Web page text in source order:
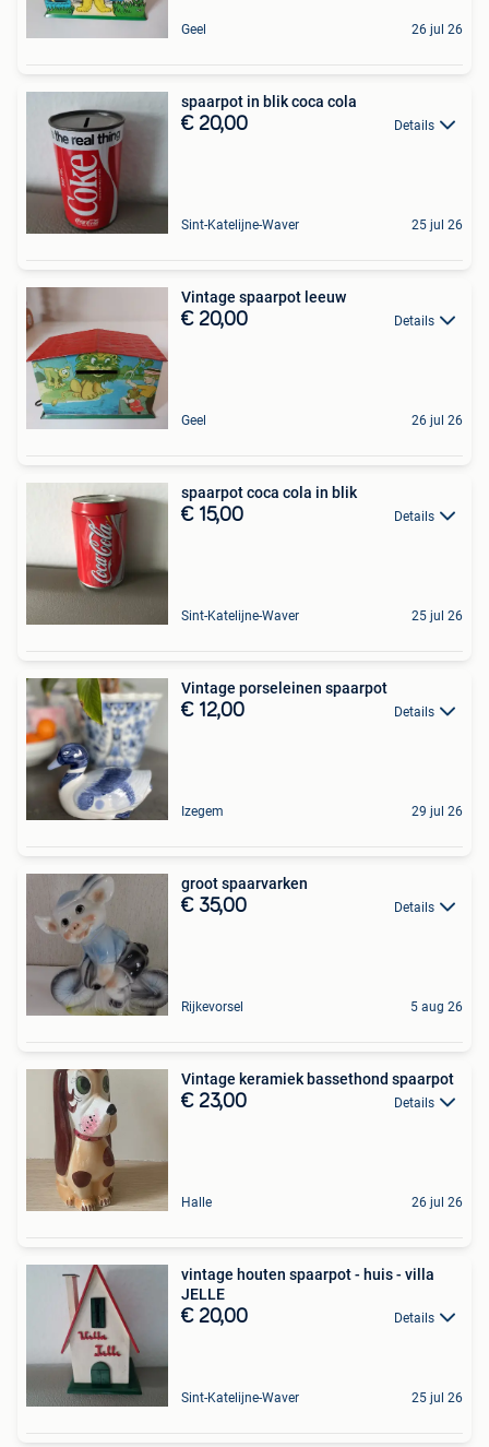
Geel 26 jul 26
spaarpot in blik coca cola
€ 20,00 Details
Sint-Katelijne-Waver 25 jul 26
Vintage spaarpot leeuw
€ 20,00 Details
Geel 26 jul 26
spaarpot coca cola in blik
€ 15,00 Details
Sint-Katelijne-Waver 25 jul 26
Vintage porseleinen spaarpot
€ 12,00 Details
Izegem 29 jul 26
groot spaarvarken
€ 35,00 Details
Rijkevorsel 5 aug 26
Vintage keramiek bassethond spaarpot
€ 23,00 Details
Halle 26 jul 26
vintage houten spaarpot - huis - villa
JELLE
€ 20,00 Details
Sint-Katelijne-Waver 25 jul 26